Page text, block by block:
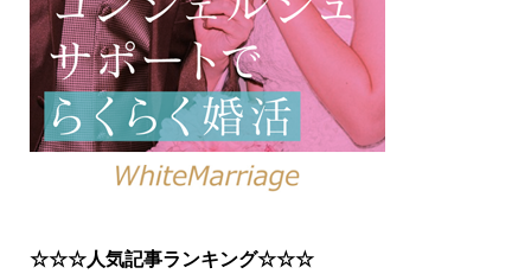
☆☆☆人気記事ランキング☆☆☆